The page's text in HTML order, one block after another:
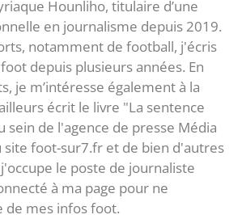
Hounliho, titulaire d’une
en journalisme depuis 2019.
notamment de football, j'écris
depuis plusieurs années. En
je m’intéresse également à la
écrit le livre "La sentence
sein de l'agence de presse Média
site foot-sur7.fr et de bien d'autres
le poste de journaliste
à ma page pour ne
de mes infos foot.